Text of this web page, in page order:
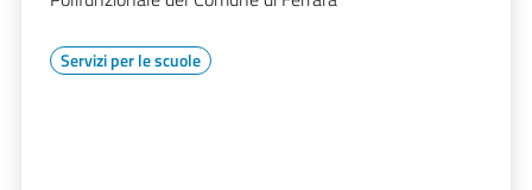
Servizi per le scuole